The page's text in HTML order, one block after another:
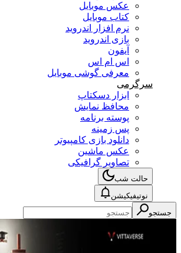
عکس موبایل
کتاب موبایل
نرم افزار اندروید
بازی اندروید
آیفون
اس ام اس
معرفی گوشی موبایل
سرگرمی
ابزار دسکتاپ
محافظ نمایش
پوسته برنامه
پس زمینه
دانلود بازی کامپیوتر
عکس ماشین
تصاویر گرافیکی
حالت شب
نوتیفیکیشن
جستجو